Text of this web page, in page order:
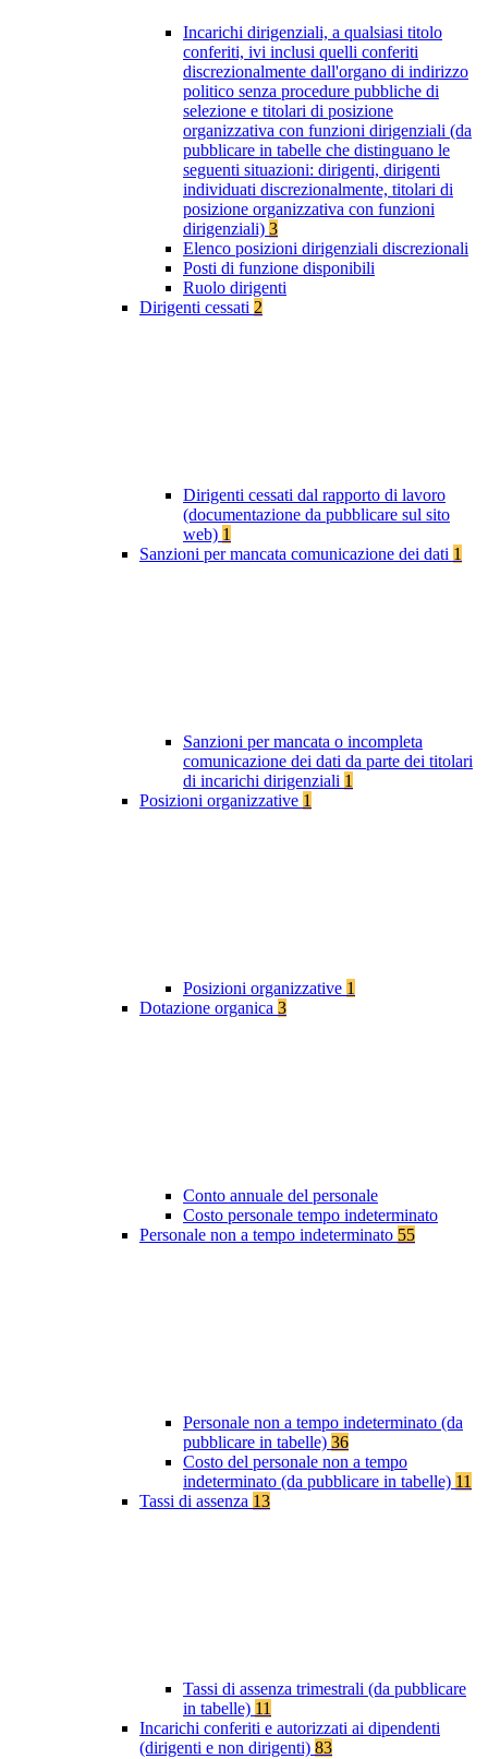
Incarichi dirigenziali, a qualsiasi titolo
conferiti, ivi inclusi quelli conferiti
discrezionalmente dall'organo di indirizzo
politico senza procedure pubbliche di
selezione e titolari di posizione
organizzativa con funzioni dirigenziali (da
pubblicare in tabelle che distinguano le
seguenti situazioni: dirigenti, dirigenti
individuati discrezionalmente, titolari di
posizione organizzativa con funzioni
dirigenziali) 3
Elenco posizioni dirigenziali discrezionali
Posti di funzione disponibili
Ruolo dirigenti
Dirigenti cessati 2
Dirigenti cessati dal rapporto di lavoro
(documentazione da pubblicare sul sito
web) 1
Sanzioni per mancata comunicazione dei dati 1
Sanzioni per mancata o incompleta
comunicazione dei dati da parte dei titolari
di incarichi dirigenziali 1
Posizioni organizzative 1
Posizioni organizzative 1
Dotazione organica 3
Conto annuale del personale
Costo personale tempo indeterminato
Personale non a tempo indeterminato 55
Personale non a tempo indeterminato (da
pubblicare in tabelle) 36
Costo del personale non a tempo
indeterminato (da pubblicare in tabelle) 11
Tassi di assenza 13
Tassi di assenza trimestrali (da pubblicare
in tabelle) 11
Incarichi conferiti e autorizzati ai dipendenti
(dirigenti e non dirigenti) 83